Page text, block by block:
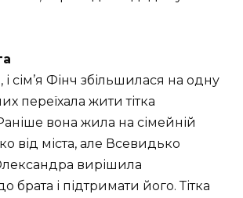
і сім’я Фінч збільшилася на одну
переїхала жити тітка
вона жила на сімейній
від міста, але Всевидько
вирішила
брата і підтримати його. Тітка